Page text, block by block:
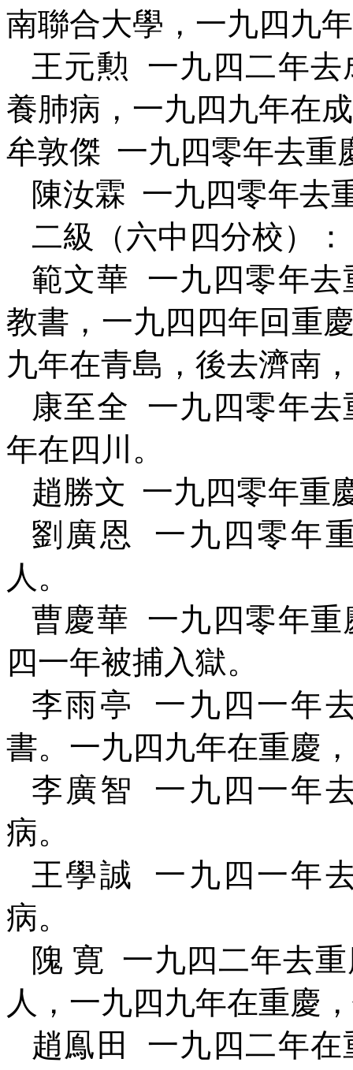
南聯合大學，一九四九
王元勲
一九四二年
養肺病，一九四九年在
牟敦傑 一九四零年去重
陳汝霖 一九四零年去
二級（六中四分校）：
範文華 一九四零年
教書，一九四四年回重
九年在青島，後去濟南
康至全
一九四零年
年在四川。
趙勝文 一九四零年重
劉廣恩
一九四零年
人。
曹慶華 一九四零年
四一年被捕入獄。
李雨亭
一九四一年
書。一九四九年在重慶
李廣智
一九四一年
病。
王學誠
一九四一年
病。
隗 寛 一九四二年去
人，一九四九年在重慶
趙鳯田
一九四二年